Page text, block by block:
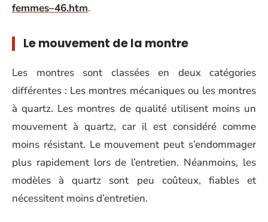
femmes–46.htm.
Le mouvement de la montre
Les montres sont classées en deux catégories
différentes : Les montres mécaniques ou les montres
à quartz. Les montres de qualité utilisent moins un
mouvement à quartz, car il est considéré comme
moins résistant. Le mouvement peut s’endommager
plus rapidement lors de l’entretien. Néanmoins, les
modèles à quartz sont peu coûteux, fiables et
nécessitent moins d’entretien.